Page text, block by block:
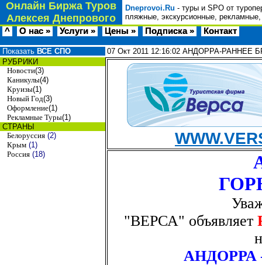
Онлайн Биржа Туров
Алексея Днепрового
Dneprovoi.Ru - туры и SPO от
пляжные, экскурсионные,
^ О нас » Услуги » Цены » Подписка » Контакт
Показать ВСЕ СПО
РУБРИКИ
Новости(3)
Каникулы(4)
Круизы(1)
Новый Год(3)
Оформление(1)
Рекламные Туры(1)
СТРАНЫ
Белоруссия (2)
Крым (1)
Россия (18)
07 Окт 2011 12:16:02 АНДОРРА-РАННЕЕ
"ВЕРСА" объявляет